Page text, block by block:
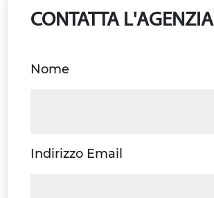
CONTATTA L'AGENZIA
Nome
Indirizzo Email